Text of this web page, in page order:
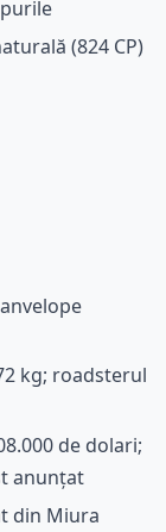
(824 CP)
kg; roadsterul
de dolari;
anunțat
din Miura